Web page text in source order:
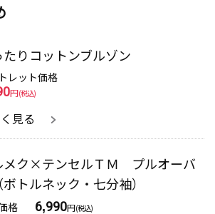
たりコットンブルゾン
レット価格
円(税込)
見る
メク×テンセルＴＭ プルオーバ
トルネック・七分袖）
格 6,990円(税込)